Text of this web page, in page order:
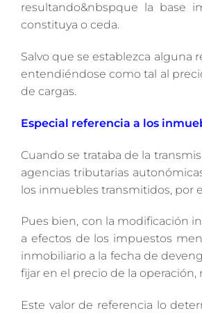
resultando&nbspque la base
constituya o ceda.
Salvo que se establezca alguna
entendiéndose como tal al
de cargas.
Especial referencia a los
Cuando se trataba de la
agencias tributarias
los inmuebles transmitidos, por
Pues bien, con la modificación
a efectos de los impuestos
inmobiliario a la fecha de
fijar en el precio de la
Este valor de referencia lo